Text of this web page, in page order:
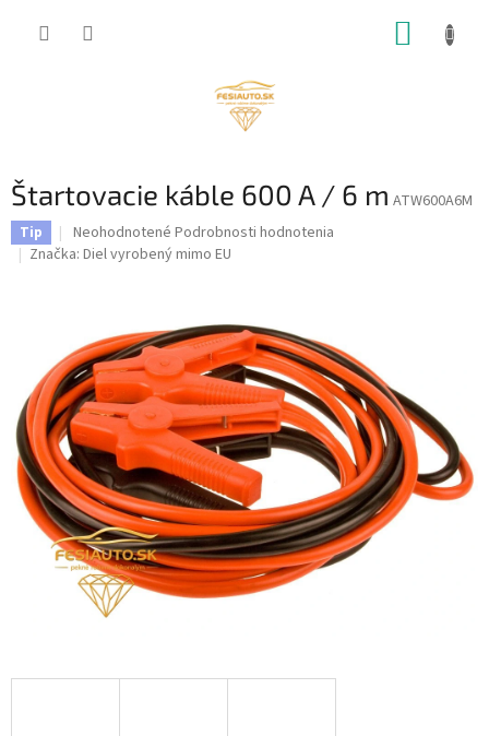
Štartovacie káble 600 A / 6 m ATW600A6M
Tip
Priemerné
hodnotenie
5
hviezdičiek.
Neohodnotené Podrobnosti hodnotenia
Značka: Diel vyrobený mimo EU